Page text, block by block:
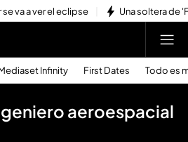
va a ver el eclipse Una soltera de
Infinity First Dates Todo es
aeroespacial